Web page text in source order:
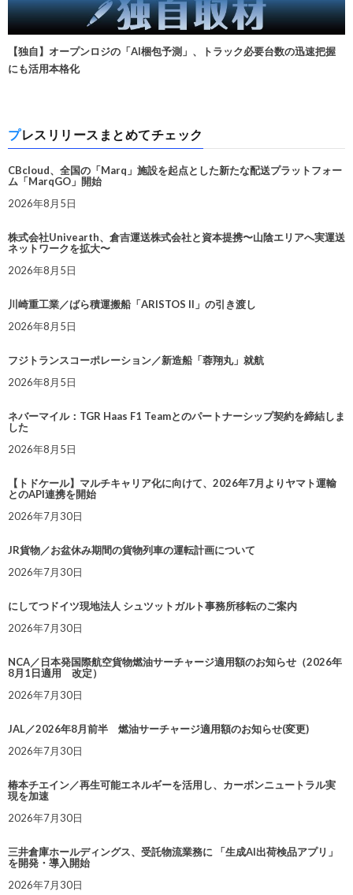
【独自】オープンロジの「AI梱包予測」、トラック必要台数の迅速把握
にも活用本格化
プレスリリースまとめてチェック
CBcloud、全国の「Marq」施設を起点とした新たな配送プラットフォー
ム「MarqGO」開始
2026年8月5日
株式会社Univearth、倉吉運送株式会社と資本提携〜山陰エリアへ実運送
ネットワークを拡大〜
2026年8月5日
川崎重工業／ばら積運搬船「ARISTOS II」の引き渡し
2026年8月5日
フジトランスコーポレーション／新造船「蓉翔丸」就航
2026年8月5日
ネバーマイル：TGR Haas F1 Teamとのパートナーシップ契約を締結しま
した
2026年8月5日
【トドケール】マルチキャリア化に向けて、2026年7月よりヤマト運輸
とのAPI連携を開始
2026年7月30日
JR貨物／お盆休み期間の貨物列車の運転計画について
2026年7月30日
にしてつドイツ現地法人 シュツットガルト事務所移転のご案内
2026年7月30日
NCA／日本発国際航空貨物燃油サーチャージ適用額のお知らせ（2026年
8月1日適用 改定）
2026年7月30日
JAL／2026年8月前半 燃油サーチャージ適用額のお知らせ(変更)
2026年7月30日
椿本チエイン／再生可能エネルギーを活用し、カーボンニュートラル実
現を加速
2026年7月30日
三井倉庫ホールディングス、受託物流業務に 「生成AI出荷検品アプリ」
を開発・導入開始
2026年7月30日